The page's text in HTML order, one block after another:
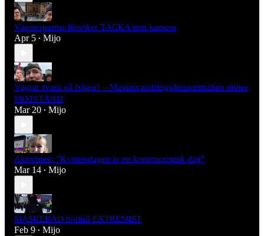
Vänsterpartist försöker TÄCKA min kamera
Apr 5 • Mijo
Vägrar svara på frågor! – Massinvandringsdemonstration möter
MOTSTÅND
Mar 20 • Mijo
Aktivisten: "Kvinnodagen är en kommunistisk dag"
Mar 14 • Mijo
MASKERAD hotfull EXTREMIST
Feb 9 • Mijo